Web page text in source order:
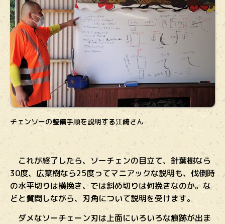
チェンソーの整備手順を説明する江崎さん
これが終了したら、ソーチェンの目立て、針葉樹なら
30度、広葉樹なら25度ってマニアックな説明も、伐倒時
の水平切りは横挽き、では斜め切りは何挽きなのか。な
どと質問しながら、刃角について説明を受けます。
ダメなソーチェーン刃は上面にいろいろな痕跡が出ま